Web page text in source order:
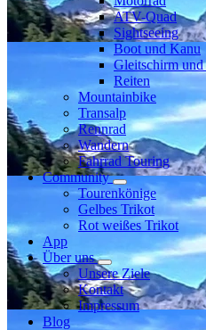
ATV-Quad
Sightseeing
Boot und Kanu
Gleitschirm
Reiten
Mountainbike
Transalp
Rennrad
Wandern
Fahrrad Touring
Community
Tourenkönige
Gelbes Trikot
Rot weißes Trikot
App
Über uns
Unsere Ziele
Kontakt
Impressum
Blog